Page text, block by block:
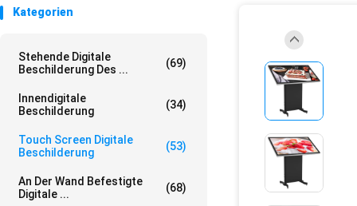
Kategorien
Stehende Digitale
Beschilderung Des ...
(69)
Innendigitale
Beschilderung
(34)
Touch Screen Digitale
Beschilderung
(53)
An Der Wand Befestigte
Digitale ...
(68)